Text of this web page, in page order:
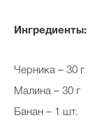
Ингредиенты:
Черника – 30 г
Малина – 30 г
Банан – 1 шт.